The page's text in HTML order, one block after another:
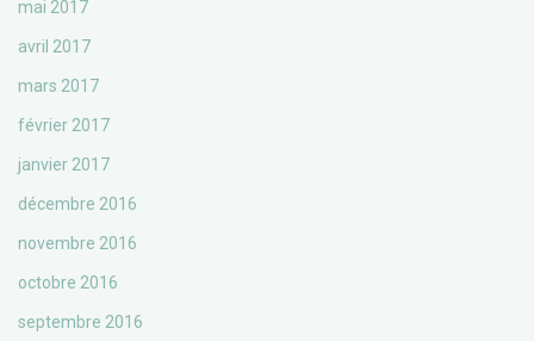
mai 2017
avril 2017
mars 2017
février 2017
janvier 2017
décembre 2016
novembre 2016
octobre 2016
septembre 2016